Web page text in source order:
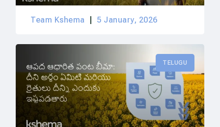
Team Kshema 5 January, 2026
TELUGU